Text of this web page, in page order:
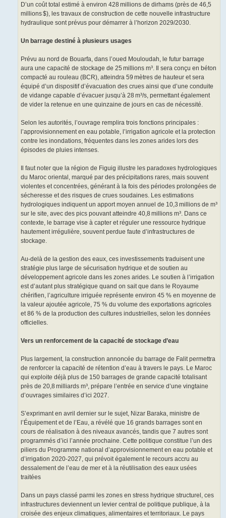
D’un coût total estimé à environ 428 millions de dirhams (près de 46,5
millions $), les travaux de construction de cette nouvelle infrastructure
hydraulique sont prévus pour démarrer à l’horizon 2029/2030.
Un barrage destiné à plusieurs usages
Prévu au nord de Bouarfa, dans l’oued Mouloudah, le futur barrage
aura une capacité de stockage de 25 millions m³. Il sera conçu en béton
compacté au rouleau (BCR), atteindra 59 mètres de hauteur et sera
équipé d’un dispositif d’évacuation des crues ainsi que d’une conduite
de vidange capable d’évacuer jusqu’à 28 m³/s, permettant également
de vider la retenue en une quinzaine de jours en cas de nécessité.
Selon les autorités, l’ouvrage remplira trois fonctions principales :
l’approvisionnement en eau potable, l’irrigation agricole et la protection
contre les inondations, fréquentes dans les zones arides lors des
épisodes de pluies intenses.
Il faut noter que la région de Figuig illustre les paradoxes hydrologiques
du Maroc oriental, marqué par des précipitations rares, mais souvent
violentes et concentrées, générant à la fois des périodes prolongées de
sécheresse et des risques de crues soudaines. Les estimations
hydrologiques indiquent un apport moyen annuel de 10,3 millions de m³
sur le site, avec des pics pouvant atteindre 40,8 millions m³. Dans ce
contexte, le barrage vise à capter et réguler une ressource hydrique
hautement irrégulière, souvent perdue faute d’infrastructures de
stockage.
Au‑delà de la gestion des eaux, ces investissements traduisent une
stratégie plus large de sécurisation hydrique et de soutien au
développement agricole dans les zones arides. Le soutien à l’irrigation
est d’autant plus stratégique quand on sait que dans le Royaume
chérifien, l’agriculture irriguée représente environ 45 % en moyenne de
la valeur ajoutée agricole, 75 % du volume des exportations agricoles
et 86 % de la production des cultures industrielles, selon les données
officielles.
Vers un renforcement de la capacité de stockage d’eau
Plus largement, la construction annoncée du barrage de Falit permettra
de renforcer la capacité de rétention d’eau à travers le pays. Le Maroc
qui exploite déjà plus de 150 barrages de grande capacité totalisant
près de 20,8 milliards m³, prépare l’entrée en service d’une vingtaine
d’ouvrages similaires d’ici 2027.
S’exprimant en avril dernier sur le sujet, Nizar Baraka, ministre de
l’Équipement et de l’Eau, a révélé que 16 grands barrages sont en
cours de réalisation à des niveaux avancés, tandis que 7 autres sont
programmés d’ici l’année prochaine. Cette politique constitue l’un des
piliers du Programme national d’approvisionnement en eau potable et
d’irrigation 2020-2027, qui prévoit également le recours accru au
dessalement de l’eau de mer et à la réutilisation des eaux usées
traitées
Dans un pays classé parmi les zones en stress hydrique structurel, ces
infrastructures deviennent un levier central de politique publique, à la
croisée des enjeux climatiques, alimentaires et territoriaux. Le pays